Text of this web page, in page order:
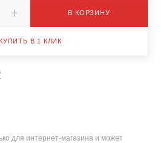
В КОРЗИНУ
КУПИТЬ В 1 КЛИК
для интернет-магазина и может